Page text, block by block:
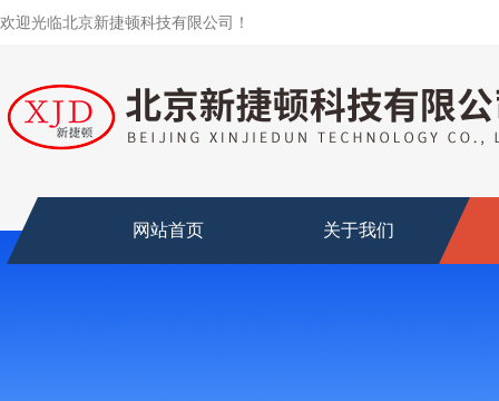
欢迎光临北京新捷顿科技有限公司！
网站首页 关于我们